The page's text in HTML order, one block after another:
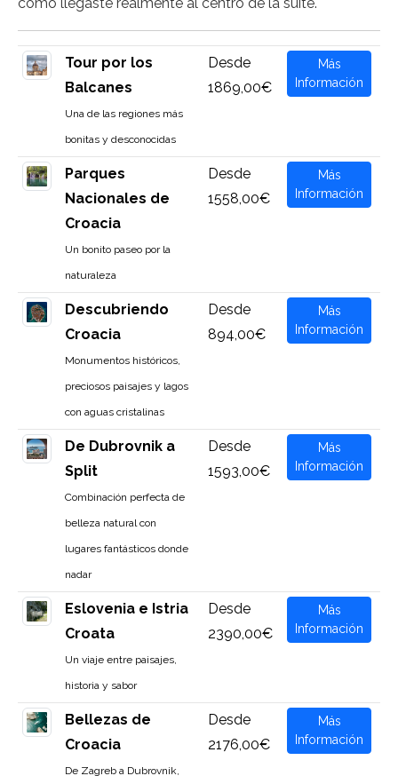
Tour por los
Balcanes
Una de las regiones más
bonitas y desconocidas
Desde
1869,00€
Más
Información
Parques
Nacionales de
Croacia
Un bonito paseo por la
naturaleza
Desde
1558,00€
Más
Información
Descubriendo
Croacia
Monumentos históricos,
preciosos paisajes y lagos
con aguas cristalinas
Desde
894,00€
Más
Información
De Dubrovnik a
Split
Combinación perfecta de
belleza natural con
lugares fantásticos donde
nadar
Desde
1593,00€
Más
Información
Eslovenia e Istria
Croata
Un viaje entre paisajes,
historia y sabor
Desde
2390,00€
Más
Información
Bellezas de
Croacia
De Zagreb a Dubrovnik,
Desde
2176,00€
Más
Información